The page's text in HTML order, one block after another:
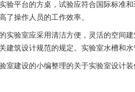
种实验平台的方桌，试验应符合国际
操作人员的工作效率。
应采用清洁方便，灵活的空间建筑材料
设计规范的规定。实验室水槽和水管应
设的小编整理的关于实验室设计装修应